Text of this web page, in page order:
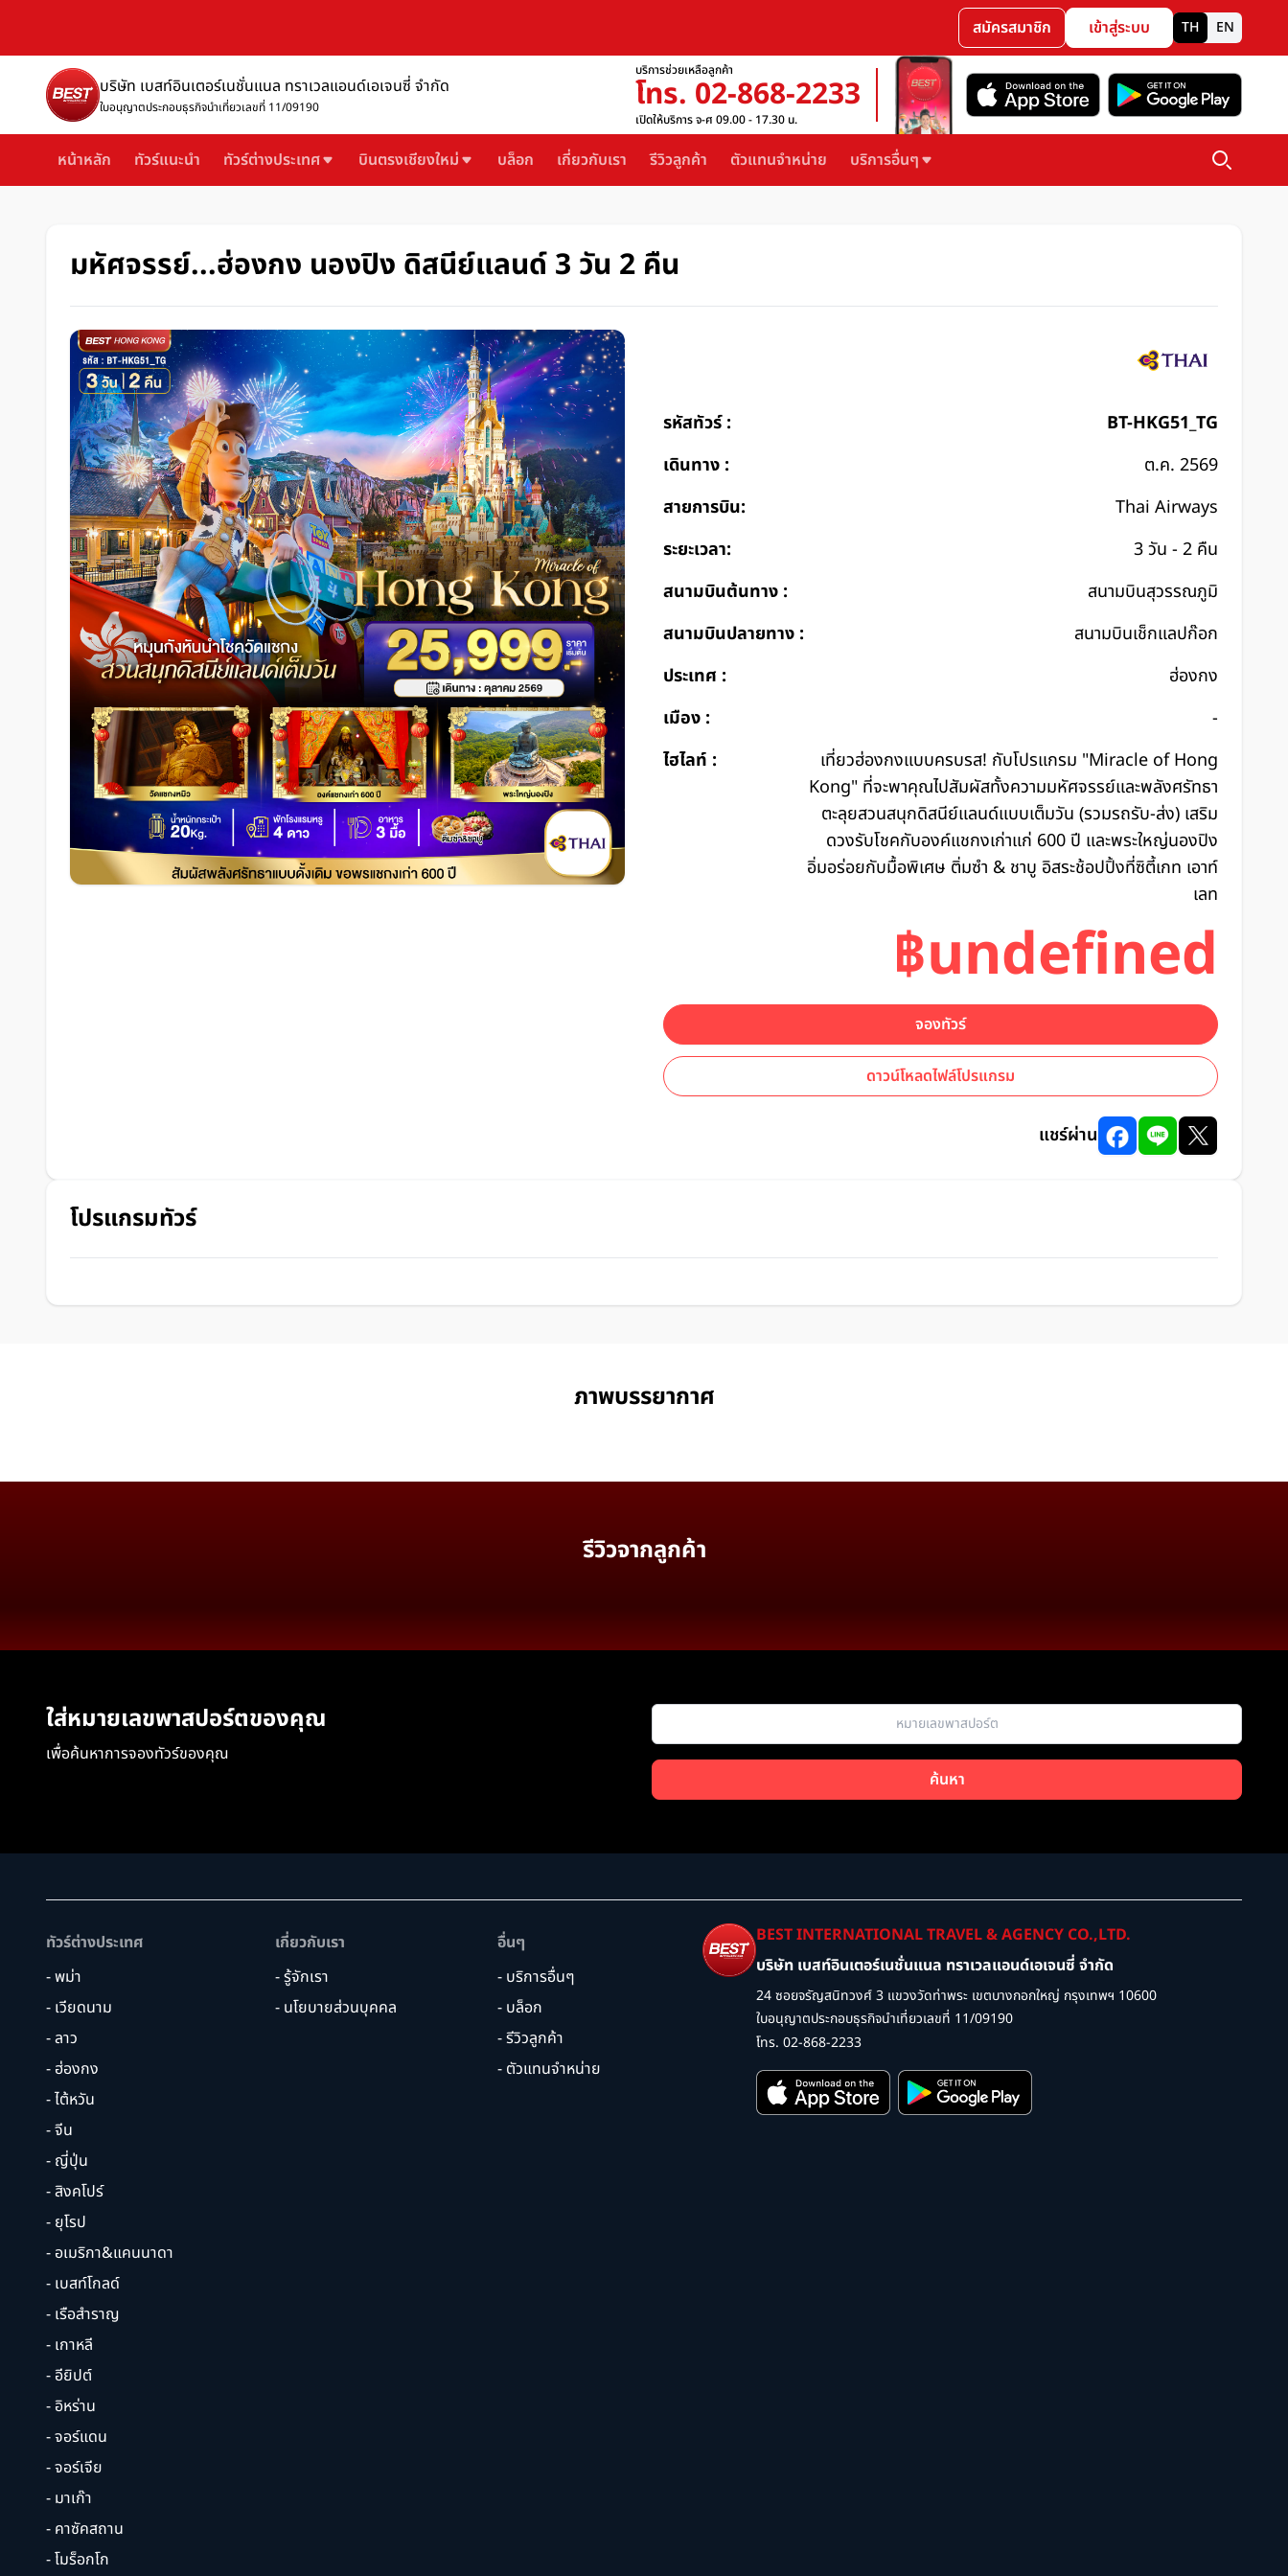
สมัครสมาชิก เข้าสู่ระบบ TH EN
บริษัท เบสท์อินเตอร์เนชั่นแนล ทราเวลแอนด์เอเจนซี่ จำกัด
ใบอนุญาตประกอบธุรกิจนำเที่ยวเลขที่ 11/09190
บริการช่วยเหลือลูกค้า
โทร. 02-868-2233
เปิดให้บริการ จ-ศ 09.00 - 17.30 น.
หน้าหลัก ทัวร์แนะนำ ทัวร์ต่างประเทศ บินตรงเชียงใหม่ บล็อก เกี่ยวกับเรา รีวิวลูกค้า ตัวแทนจำหน่าย บริการอื่นๆ
มหัศจรรย์...ฮ่องกง นองปิง ดิสนีย์แลนด์ 3 วัน 2 คืน
รหัสทัวร์ :
BT-HKG51_TG
เดินทาง :
ต.ค. 2569
สายการบิน:
Thai Airways
ระยะเวลา:
3 วัน - 2 คืน
สนามบินต้นทาง :
สนามบินสุวรรณภูมิ
สนามบินปลายทาง :
สนามบินเช็กแลปก๊อก
ประเทศ :
ฮ่องกง
เมือง :
-
ไฮไลท์ :
เที่ยวฮ่องกงแบบครบรส! กับโปรแกรม "Miracle of Hong
Kong" ที่จะพาคุณไปสัมผัสทั้งความมหัศจรรย์และพลังศรัทธา
ตะลุยสวนสนุกดิสนีย์แลนด์แบบเต็มวัน (รวมรถรับ-ส่ง) เสริม
ดวงรับโชคกับองค์แชกงเก่าแก่ 600 ปี และพระใหญ่นองปิง
อิ่มอร่อยกับมื้อพิเศษ ติ่มซำ & ชาบู อิสระช้อปปิ้งที่ซิตี้เกท เอาท์
เลท
฿undefined
จองทัวร์
ดาวน์โหลดไฟล์โปรแกรม
แชร์ผ่าน
โปรแกรมทัวร์
ภาพบรรยากาศ
รีวิวจากลูกค้า
ใส่หมายเลขพาสปอร์ตของคุณ
เพื่อค้นหาการจองทัวร์ของคุณ
ค้นหา
ทัวร์ต่างประเทศ
- พม่า
- เวียดนาม
- ลาว
- ฮ่องกง
- ไต้หวัน
- จีน
- ญี่ปุ่น
- สิงคโปร์
- ยุโรป
- อเมริกา&แคนนาดา
- เบสท์โกลด์
- เรือสำราญ
- เกาหลี
- อียิปต์
- อิหร่าน
- จอร์แดน
- จอร์เจีย
- มาเก๊า
- คาซัคสถาน
- โมร็อกโก
เกี่ยวกับเรา
- รู้จักเรา
- นโยบายส่วนบุคคล
อื่นๆ
- บริการอื่นๆ
- บล็อก
- รีวิวลูกค้า
- ตัวแทนจำหน่าย
BEST INTERNATIONAL TRAVEL & AGENCY CO.,LTD.
บริษัท เบสท์อินเตอร์เนชั่นแนล ทราเวลแอนด์เอเจนซี่ จำกัด
24 ซอยจรัญสนิทวงศ์ 3 แขวงวัดท่าพระ เขตบางกอกใหญ่ กรุงเทพฯ 10600
ใบอนุญาตประกอบธุรกิจนำเที่ยวเลขที่ 11/09190
โทร. 02-868-2233